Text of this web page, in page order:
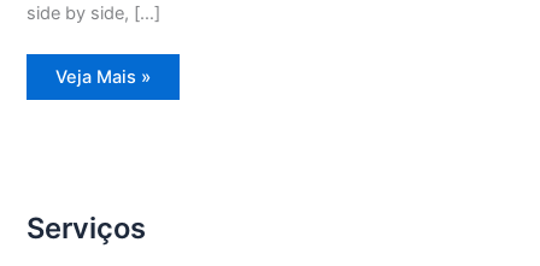
side by side, […]
Assistência
Técnica
Veja Mais »
Serviços